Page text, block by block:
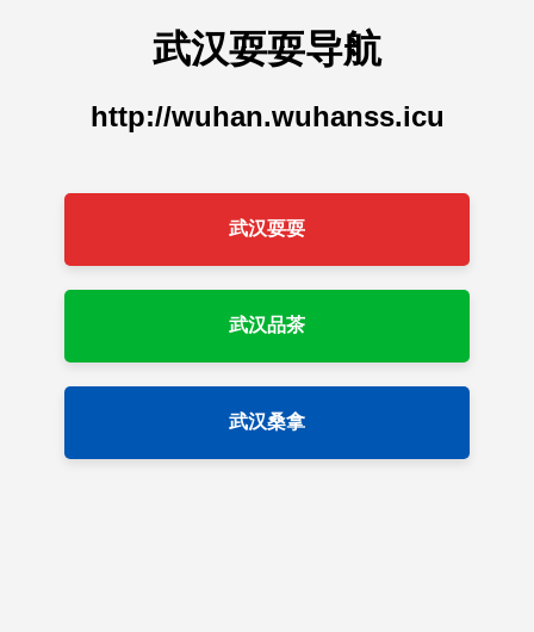
武汉耍耍导航
http://wuhan.wuhanss.icu
武汉耍耍
武汉品茶
武汉桑拿